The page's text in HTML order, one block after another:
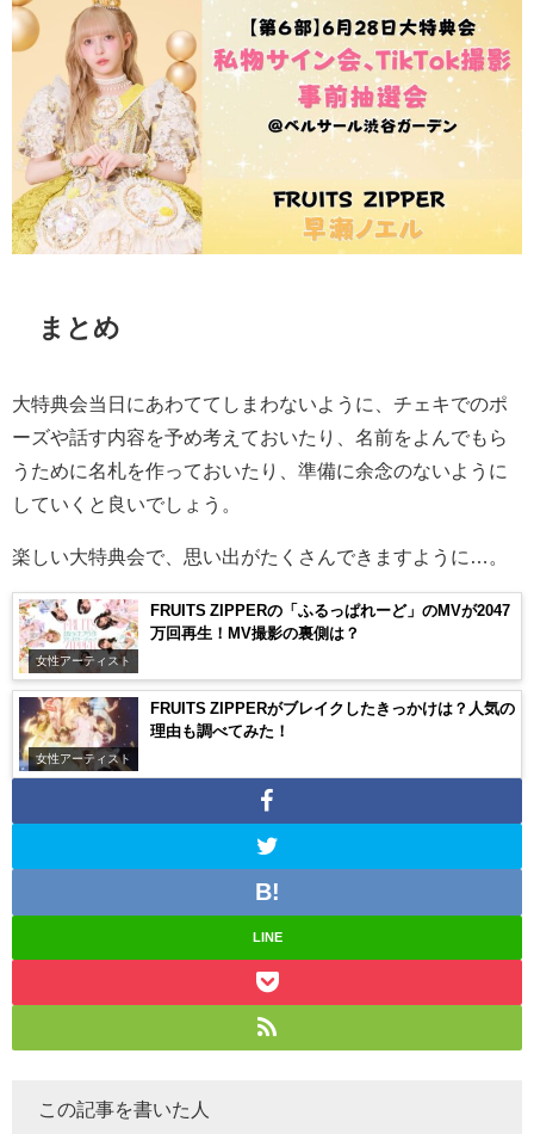
まとめ
大特典会当日にあわててしまわないように、チェキでのポ
ーズや話す内容を予め考えておいたり、名前をよんでもら
うために名札を作っておいたり、準備に余念のないように
していくと良いでしょう。
楽しい大特典会で、思い出がたくさんできますように…。
女性アーティスト
FRUITS ZIPPERの「ふるっぱれーど」のMVが2047
万回再生！MV撮影の裏側は？
女性アーティスト
FRUITS ZIPPERがブレイクしたきっかけは？人気の
理由も調べてみた！
LINE
この記事を書いた人